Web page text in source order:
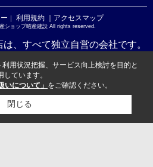
｜ 利用規約 ｜アクセスマップ
ショップ昭産建設 All rights reserved.
、すべて独立自営の会社です。
用状況把握、サービス向上検討を目的と
ています。
いについて」 をご確認ください。
閉じる